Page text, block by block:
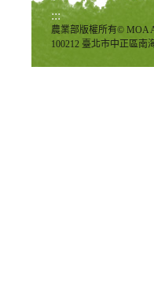
:::
農業部版權所有© MOA
100212 臺北市中正區